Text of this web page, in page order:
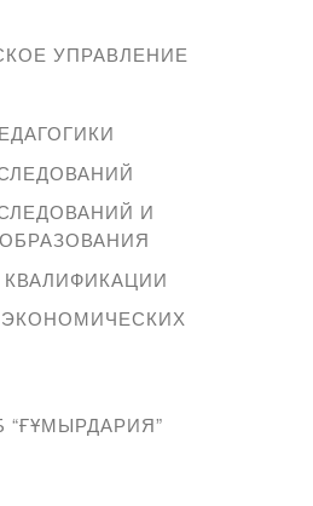
УПРАВЛЕНИЕ
И
“ҒҰМЫРДАРИЯ”